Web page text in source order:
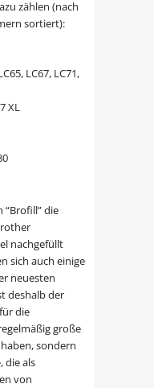
zählen (nach
sortiert):
LC67, LC71,
XL
“Brofill” die
nachgefüllt
sich auch einige
neuesten
deshalb der
die
große
sondern
die als
von